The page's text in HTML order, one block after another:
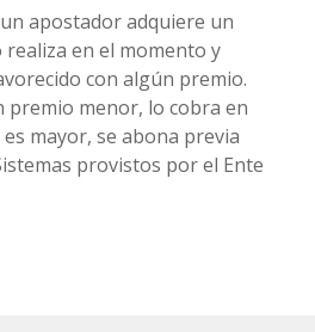
apostador adquiere un
en el momento y
con algún premio.
premio menor, lo cobra en
mayor, se abona previa
provistos por el Ente